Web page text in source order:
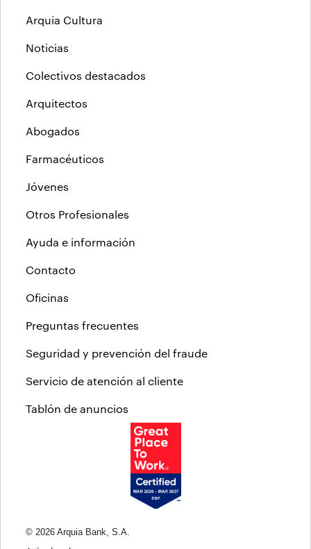
Arquia Cultura
Noticias
Colectivos destacados
Arquitectos
Abogados
Farmacéuticos
Jóvenes
Otros Profesionales
Ayuda e información
Contacto
Oficinas
Preguntas frecuentes
Seguridad y prevención del fraude
Servicio de atención al cliente
Tablón de anuncios
© 2026 Arquia Bank, S.A.